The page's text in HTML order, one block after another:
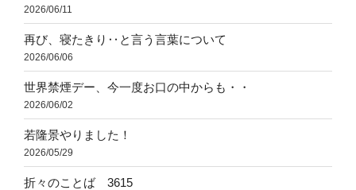
2026/06/11
再び、寝たきり‥と言う言葉について
2026/06/06
世界禁煙デー、今一度お口の中からも・・
2026/06/02
若隆景やりました！
2026/05/29
折々のことば 3615